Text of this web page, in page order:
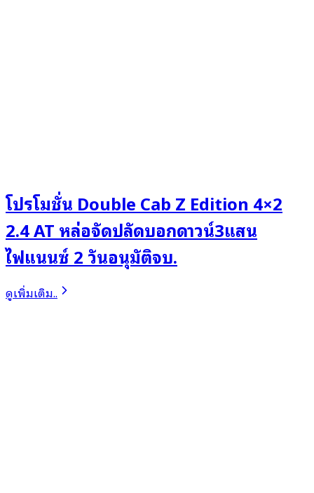
โปรโมชั่น Double Cab Z Edition 4×2
2.4 AT หล่อจัดปลัดบอกดาวน์3แสน
ไฟแนนซ์ 2 วันอนุมัติจบ.
ดูเพิ่มเติม..